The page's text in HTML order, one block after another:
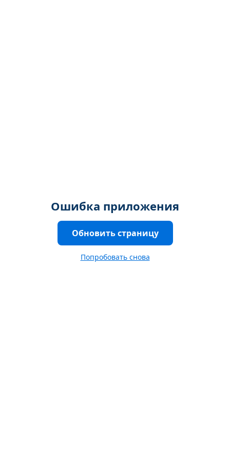
Ошибка приложения
Обновить страницу
Попробовать снова